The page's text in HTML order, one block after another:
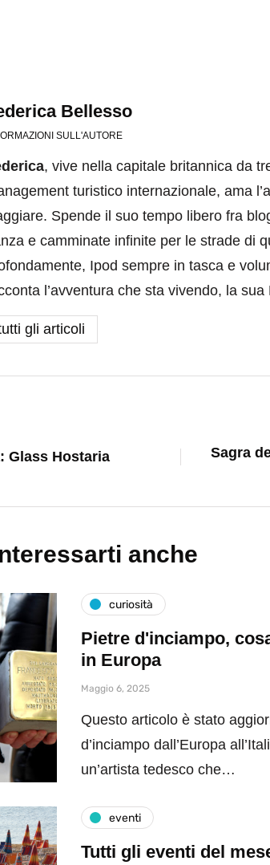
Bellesso
SULL'AUTORE
, vive nella capitale britannica da
turistico internazionale, ama
Spende il suo tempo libero fra
e camminate infinite per le strade di
Ipod sempre in tasca e
l’avventura che sta vivendo, la
gli articoli
Glass Hostaria
Sagra
anche
curiosità
Pietre d'inciampo,
in Europa
Maggio 6, 2025
Questo articolo è stato
d’inciampo dall’Europa
un’artista tedesco che…
eventi
Tutti gli eventi del